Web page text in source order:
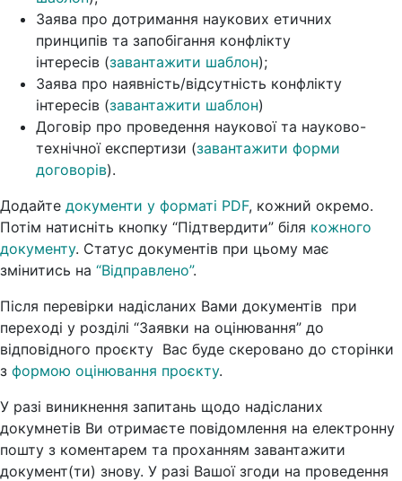
Заява про дотримання наукових етичних
принципів та запобігання конфлікту
інтересів (завантажити шаблон);
Заява про наявність/відсутність конфлікту
інтересів (завантажити шаблон)
Договір про проведення наукової та науково-
технічної експертизи (завантажити форми
договорів).
Додайте документи у форматі PDF, кожний окремо.
Потім натисніть кнопку “Підтвердити” біля кожного
документу. Статус документів при цьому має
змінитись на “Відправлено”.
Після перевірки надісланих Вами документів при
переході у розділі “Заявки на оцінювання” до
відповідного проєкту Вас буде скеровано до сторінки
з формою оцінювання проєкту.
У разі виникнення запитань щодо надісланих
докумнетів Ви отримаєте повідомлення на електронну
пошту з коментарем та проханням завантажити
документ(ти) знову. У разі Вашої згоди на проведення